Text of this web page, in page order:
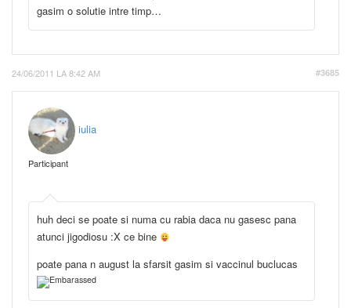
gasim o solutie intre timp…
24/06/2011 LA 8:42 AM #3685
iulia
Participant
huh deci se poate si numa cu rabia daca nu gasesc pana
atunci jigodiosu :X ce bine
poate pana n august la sfarsit gasim si vaccinul buclucas